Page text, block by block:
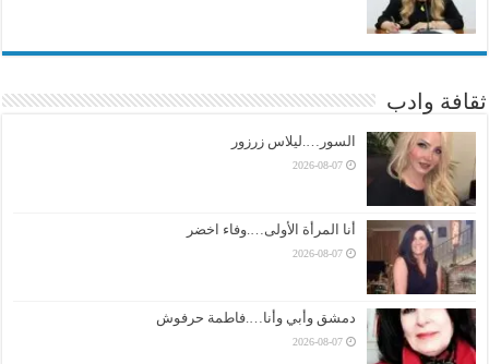
ثقافة وادب
السور….ليلاس زرزور
2026-08-07
أنا المرأة الأولى….وفاء اخضر
2026-08-07
دمشق وأبي وأنا….فاطمة حرفوش
2026-08-07